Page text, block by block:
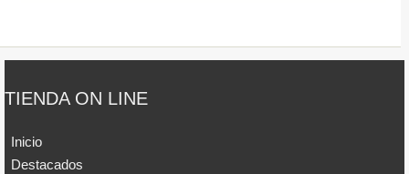
TIENDA ON LINE
Inicio
Destacados